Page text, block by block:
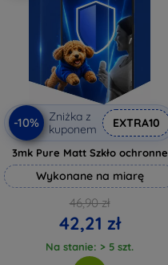
-10%
Zniżka z
kuponem
EXTRA10
3mk Pure Matt Szkło ochronne
Wykonane na miarę
46,90 zł
42,21 zł
Na stanie: > 5 szt.